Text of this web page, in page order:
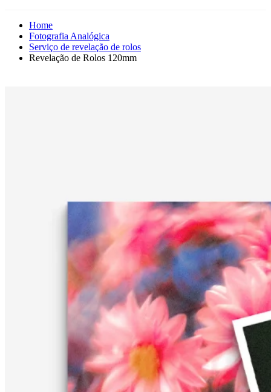
Home
Fotografia Analógica
Serviço de revelação de rolos
Revelação de Rolos 120mm